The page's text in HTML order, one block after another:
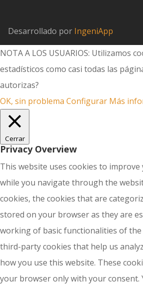
Desarrollado por IngeniApp
NOTA A LOS USUARIOS: Utilizamos
estadísticos como casi todas las
autorizas?
OK, sin problema Configurar Más
Cerrar
Privacy Overview
This website uses cookies to improve
while you navigate through the
cookies, the cookies that are
stored on your browser as they are
working of basic functionalities of the
third-party cookies that help us
how you use this website. These
your browser only with your consent.